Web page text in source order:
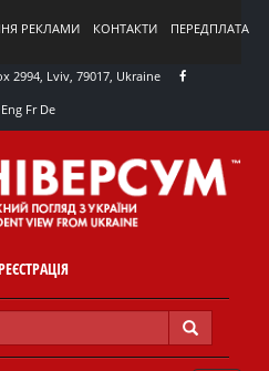
РЕКЛАМИ КОНТАКТИ ПЕРЕДПЛАТА
2994, Lviv, 79017, Ukraine
Eng Fr De